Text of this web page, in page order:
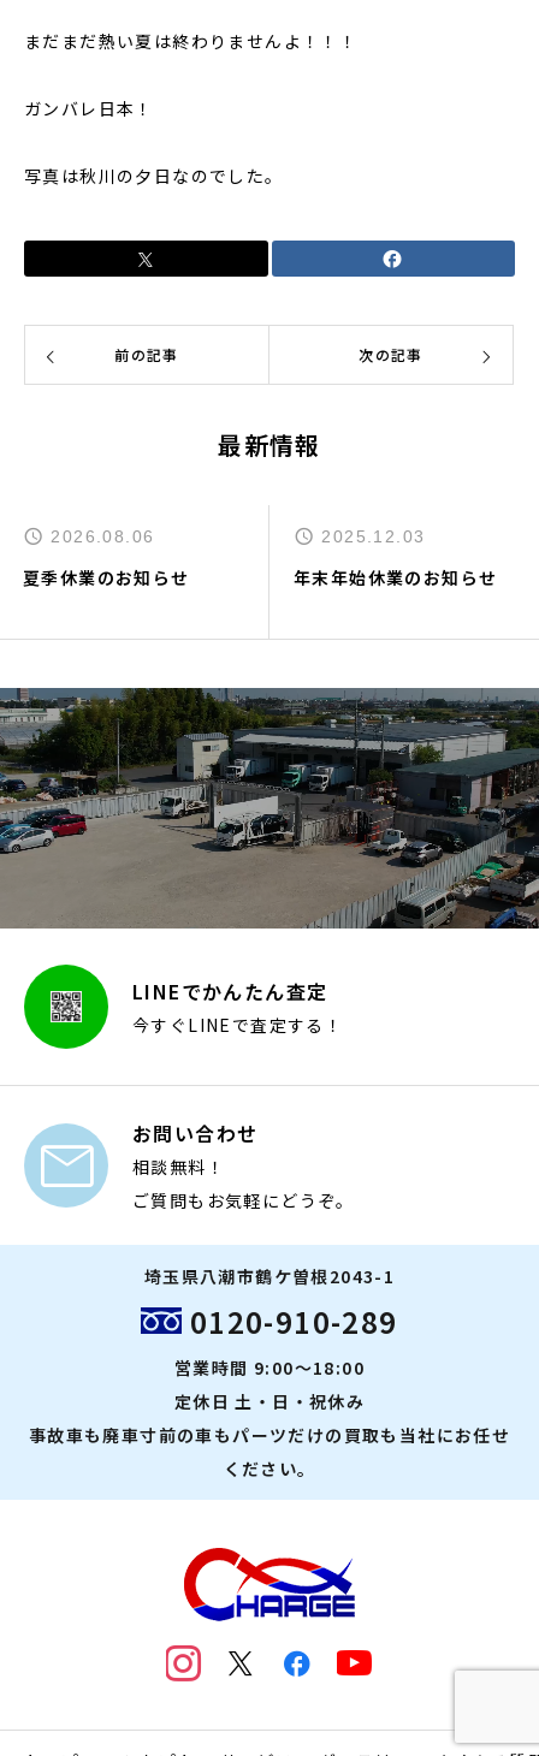
まだまだ熱い夏は終わりませんよ！！！
ガンバレ日本！
写真は秋川の夕日なのでした。
前の記事 次の記事
最新情報
2026.08.06
夏季休業のお知らせ
2025.12.03
年末年始休業のお知らせ
LINEでかんたん査定
今すぐLINEで査定する！
 お問い合わせ
相談無料！
ご質問もお気軽にどうぞ。
埼玉県八潮市鶴ケ曽根2043-1
0120-910-289
営業時間 9:00～18:00
定休日 土・日・祝休み
事故車も廃車寸前の車もパーツだけの買取も当社にお任せ
ください。